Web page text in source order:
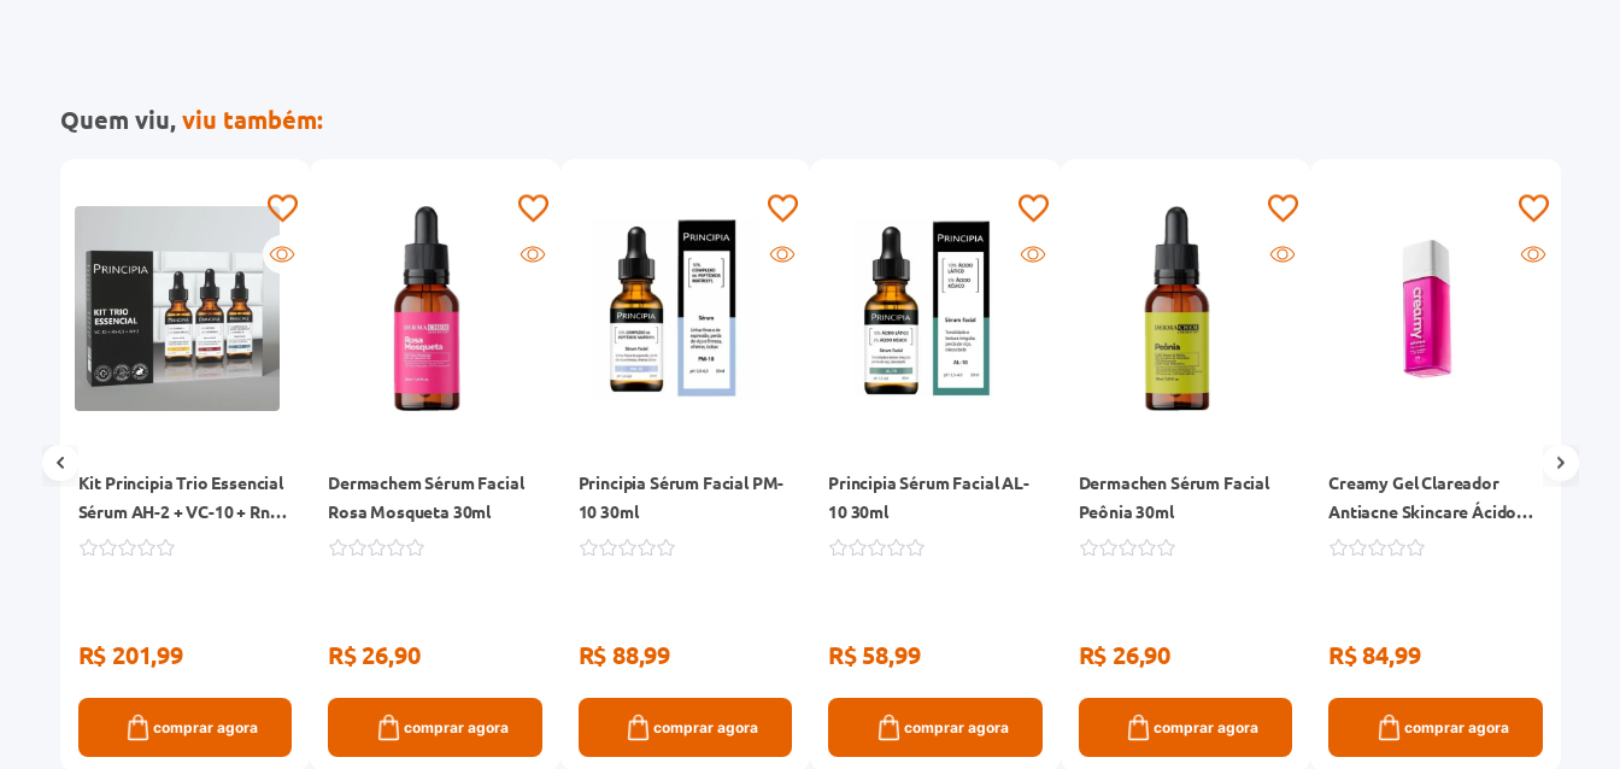
Quem viu,viu também:
Kit Principia Trio Essencial
Sérum AH-2 + VC-10 + Rn-
0,3 3 unidades 30ml Cada
R$ 201,99
comprar agora
Dermachem Sérum Facial
Rosa Mosqueta 30ml
R$ 26,90
comprar agora
Principia Sérum Facial PM-
10 30ml
R$ 88,99
comprar agora
Principia Sérum Facial AL-
10 30ml
R$ 58,99
comprar agora
Dermachen Sérum Facial
Peônia 30ml
R$ 26,90
comprar agora
Creamy Gel Clareador
Antiacne Skincare Ácido
Mandélico 30g
R$ 84,99
comprar agora